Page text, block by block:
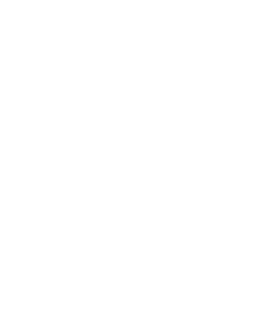
"Aktionsbündnis".
"Eröffnungsbilanz" im Rahmen